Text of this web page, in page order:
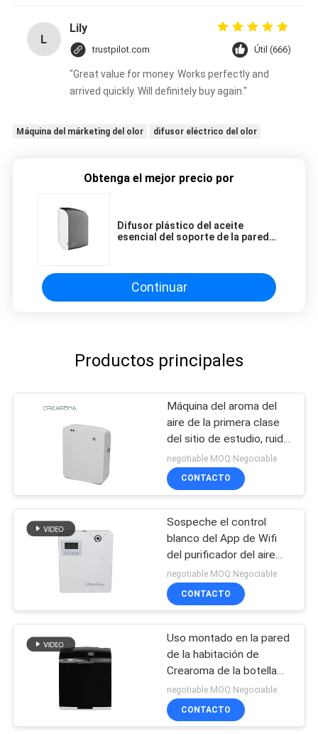
L
Lily
trustpilot.com Útil (666)
"Great value for money. Works perfectly and
arrived quickly. Will definitely buy again."
Máquina del márketing del olor difusor eléctrico del olor
Obtenga el mejor precio por
Difusor plástico del aceite
esencial del soporte de la pared
Continuar
Productos principales
Máquina del aroma del
aire de la primera clase
del sitio de estudio, ruido
eléctrico del difusor
35dba del aroma
negotiable MOQ:Negociable
CONTACTO
Sospeche el control
blanco del App de Wifi
del purificador del aire
300ml de la máquina del
difusor del aroma del
aceite del márketing
negotiable MOQ:Negociable
CONTACTO
Uso montado en la pared
de la habitación de
Crearoma de la botella
de la máquina 100ml del
difusor del aroma
negotiable MOQ:Negociable
CONTACTO